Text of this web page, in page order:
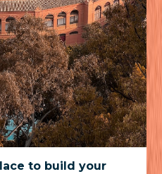
to build your